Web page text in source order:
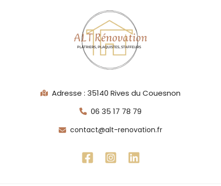
Adresse : 35140 Rives du Couesnon
06 35 17 78 79
contact@alt-renovation.fr